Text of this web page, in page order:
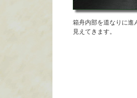
箱舟内部を道なりに進
見えてきます。